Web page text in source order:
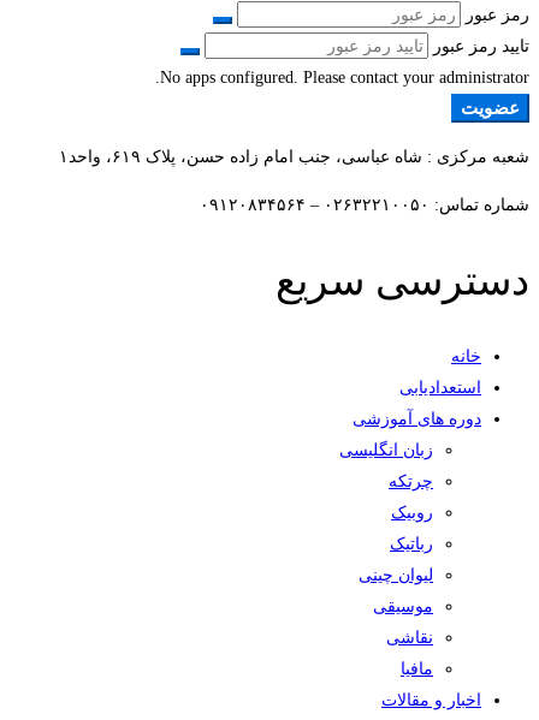
رمز عبور
تایید رمز عبور
No apps configured. Please contact your administrator.
عضویت
شعبه مرکزی : شاه عباسی، جنب امام زاده حسن، پلاک ۶۱۹، واحد۱​
شماره تماس: ۰۲۶۳۲۲۱۰۰۵۰ – ۰۹۱۲۰۸۳۴۵۶۴
دسترسی سریع
خانه
استعدادیابی
دوره های آموزشی
زبان انگلیسی
چرتکه
روبیک
رباتیک
لیوان چینی
موسیقی
نقاشی
مافیا
اخبار و مقالات